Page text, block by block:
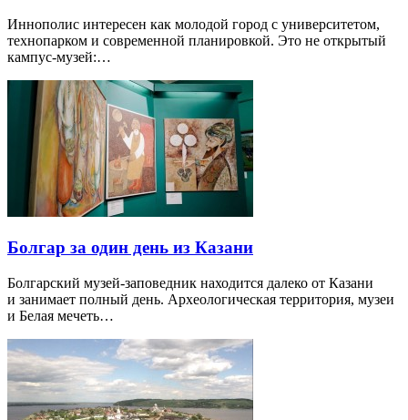
Иннополис интересен как молодой город с университетом,
технопарком и современной планировкой. Это не открытый
кампус-музей:…
Болгар за один день из Казани
Болгарский музей-заповедник находится далеко от Казани
и занимает полный день. Археологическая территория, музеи
и Белая мечеть…